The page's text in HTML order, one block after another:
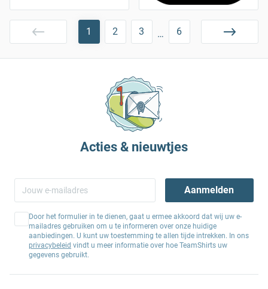
1 2 3 … 6
Acties & nieuwtjes
Aanmelden
Door het formulier in te dienen, gaat u ermee akkoord dat wij uw e-
mailadres gebruiken om u te informeren over onze huidige
aanbiedingen. U kunt uw toestemming te allen tijde intrekken. In ons
privacybeleid vindt u meer informatie over hoe TeamShirts uw
gegevens gebruikt.